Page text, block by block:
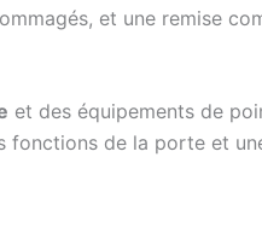
et une remise
et des équipements de
de la porte et